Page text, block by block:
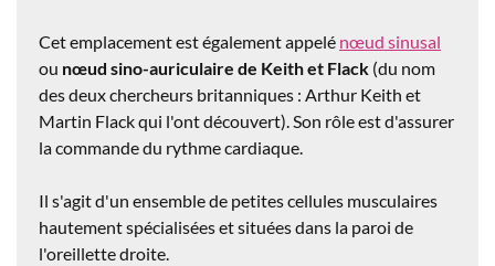
Cet emplacement est également appelé nœud sinusal
ou nœud sino-auriculaire de Keith et Flack (du nom
des deux chercheurs britanniques : Arthur Keith et
Martin Flack qui l'ont découvert). Son rôle est d'assurer
la commande du rythme cardiaque.
Il s'agit d'un ensemble de petites cellules musculaires
hautement spécialisées et situées dans la paroi de
l'oreillette droite.